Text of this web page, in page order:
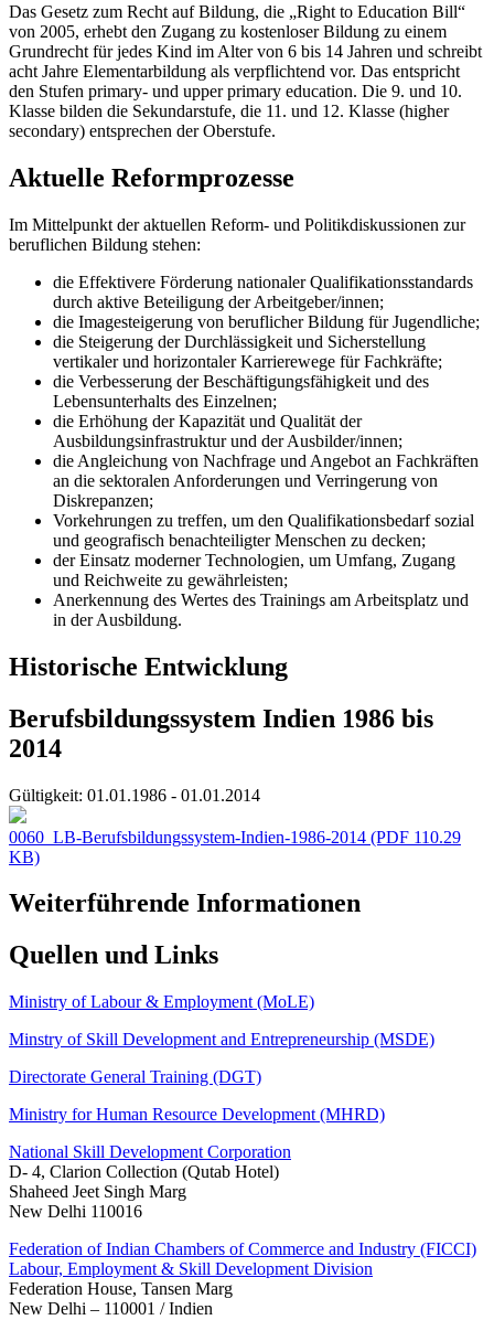
Das Gesetz zum Recht auf Bildung, die „Right to Education Bill“
von 2005, erhebt den Zugang zu kostenloser Bildung zu einem
Grundrecht für jedes Kind im Alter von 6 bis 14 Jahren und schreibt
acht Jahre Elementarbildung als verpflichtend vor. Das entspricht
den Stufen primary- und upper primary education. Die 9. und 10.
Klasse bilden die Sekundarstufe, die 11. und 12. Klasse (higher
secondary) entsprechen der Oberstufe.
Aktuelle Reformprozesse
Im Mittelpunkt der aktuellen Reform- und Politikdiskussionen zur
beruflichen Bildung stehen:
die Effektivere Förderung nationaler Qualifikationsstandards
durch aktive Beteiligung der Arbeitgeber/innen;
die Imagesteigerung von beruflicher Bildung für Jugendliche;
die Steigerung der Durchlässigkeit und Sicherstellung
vertikaler und horizontaler Karrierewege für Fachkräfte;
die Verbesserung der Beschäftigungsfähigkeit und des
Lebensunterhalts des Einzelnen;
die Erhöhung der Kapazität und Qualität der
Ausbildungsinfrastruktur und der Ausbilder/innen;
die Angleichung von Nachfrage und Angebot an Fachkräften
an die sektoralen Anforderungen und Verringerung von
Diskrepanzen;
Vorkehrungen zu treffen, um den Qualifikationsbedarf sozial
und geografisch benachteiligter Menschen zu decken;
der Einsatz moderner Technologien, um Umfang, Zugang
und Reichweite zu gewährleisten;
Anerkennung des Wertes des Trainings am Arbeitsplatz und
in der Ausbildung.
Historische Entwicklung
Berufsbildungssystem Indien 1986 bis
2014
Gültigkeit: 01.01.1986 - 01.01.2014
0060_LB-Berufsbildungssystem-Indien-1986-2014 (PDF 110.29
KB)
Weiterführende Informationen
Quellen und Links
Ministry of Labour & Employment (MoLE)
Minstry of Skill Development and Entrepreneurship (MSDE)
Directorate General Training (DGT)
Ministry for Human Resource Development (MHRD)
National Skill Development Corporation
D- 4, Clarion Collection (Qutab Hotel)
Shaheed Jeet Singh Marg
New Delhi 110016
Federation of Indian Chambers of Commerce and Industry (FICCI)
Labour, Employment & Skill Development Division
Federation House, Tansen Marg
New Delhi – 110001 / Indien